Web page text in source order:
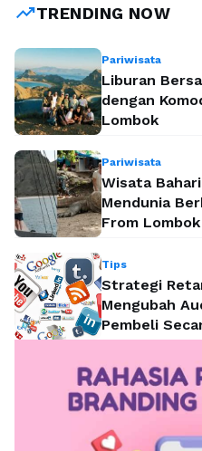
Karena memang NAPZA …
trending_upTRENDING NOW
Pariwisata
Liburan
dengan
Lombok
Pariwisata
Wisata
Mendunia
From Lombok
Tips
Strategi
Mengubah
Pembeli